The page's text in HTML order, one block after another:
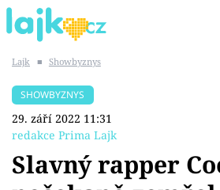
SHOPAHOLICADEL
Lajk ■ Showbyznys
SHOWBYZNYS
29. září 2022 11:31
redakce Prima Lajk
Slavný rapper